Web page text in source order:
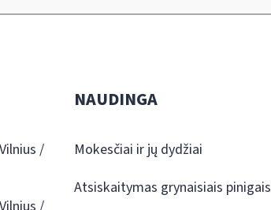
/
NAUDINGA
Mokesčiai ir jų dydžiai
Atsiskaitymas grynaisiais pinigais